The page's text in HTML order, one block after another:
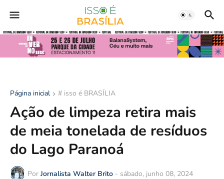
Página inicial # isso é BRASÍLIA
Ação de limpeza retira mais
de meia tonelada de resíduos
do Lago Paranoá
Por Jornalista Walter Brito - sábado, junho 08, 2024